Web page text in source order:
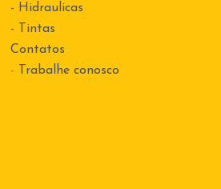
- Hidraulicas
- Tintas
Contatos
- Trabalhe conosco